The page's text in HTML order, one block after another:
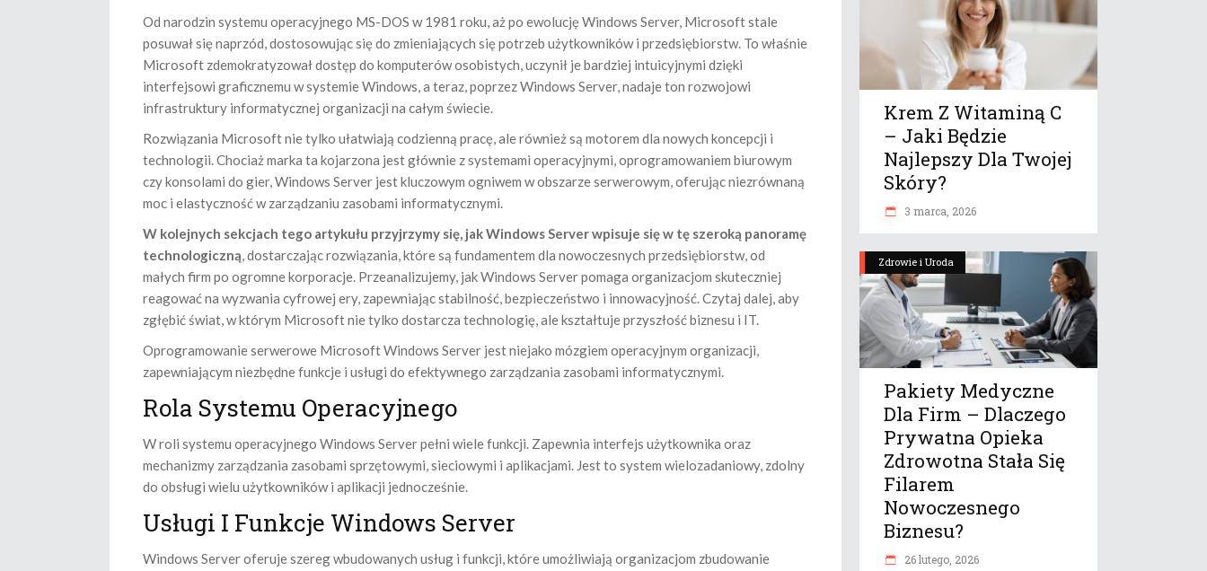
Od narodzin systemu operacyjnego MS-DOS w 1981 roku, aż po ewolucję Windows Server, Microsoft stale
posuwał się naprzód, dostosowując się do zmieniających się potrzeb użytkowników i przedsiębiorstw. To właśnie
Microsoft zdemokratyzował dostęp do komputerów osobistych, uczynił je bardziej intuicyjnymi dzięki
interfejsowi graficznemu w systemie Windows, a teraz, poprzez Windows Server, nadaje ton rozwojowi
infrastruktury informatycznej organizacji na całym świecie.
Rozwiązania Microsoft nie tylko ułatwiają codzienną pracę, ale również są motorem dla nowych koncepcji i
technologii. Chociaż marka ta kojarzona jest głównie z systemami operacyjnymi, oprogramowaniem biurowym
czy konsolami do gier, Windows Server jest kluczowym ogniwem w obszarze serwerowym, oferując niezrównaną
moc i elastyczność w zarządzaniu zasobami informatycznymi.
W kolejnych sekcjach tego artykułu przyjrzymy się, jak Windows Server wpisuje się w tę szeroką panoramę
technologiczną, dostarczając rozwiązania, które są fundamentem dla nowoczesnych przedsiębiorstw, od
małych firm po ogromne korporacje. Przeanalizujemy, jak Windows Server pomaga organizacjom skuteczniej
reagować na wyzwania cyfrowej ery, zapewniając stabilność, bezpieczeństwo i innowacyjność. Czytaj dalej, aby
zgłębić świat, w którym Microsoft nie tylko dostarcza technologię, ale kształtuje przyszłość biznesu i IT.
Oprogramowanie serwerowe Microsoft Windows Server jest niejako mózgiem operacyjnym organizacji,
zapewniającym niezbędne funkcje i usługi do efektywnego zarządzania zasobami informatycznymi.
Rola Systemu Operacyjnego
W roli systemu operacyjnego Windows Server pełni wiele funkcji. Zapewnia interfejs użytkownika oraz
mechanizmy zarządzania zasobami sprzętowymi, sieciowymi i aplikacjami. Jest to system wielozadaniowy, zdolny
do obsługi wielu użytkowników i aplikacji jednocześnie.
Usługi I Funkcje Windows Server
Windows Server oferuje szereg wbudowanych usług i funkcji, które umożliwiają organizacjom zbudowanie
Krem Z Witaminą C
– Jaki Będzie
Najlepszy Dla Twojej
Skóry?
3 marca, 2026
Zdrowie i Uroda
Pakiety Medyczne
Dla Firm – Dlaczego
Prywatna Opieka
Zdrowotna Stała Się
Filarem
Nowoczesnego
Biznesu?
26 lutego, 2026